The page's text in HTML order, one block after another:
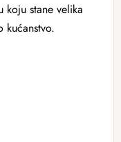
koju stane velika
kućanstvo.